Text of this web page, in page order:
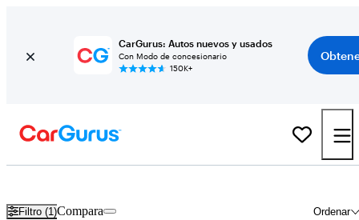
CarGurus: Autos nuevos y usados
Con Modo de concesionario
150K+
Filtro (1) Ordenar
Compara